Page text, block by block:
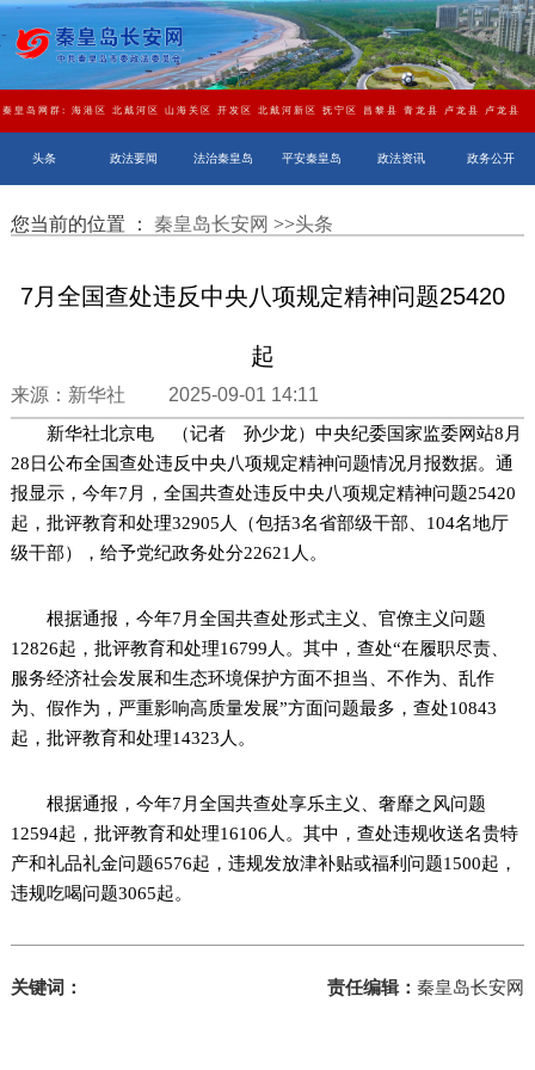
秦皇岛网群: 海港区 北戴河区 山海关区 开发区 北戴河新区 抚宁区 昌黎县 青龙县 卢龙县 卢龙县
头条 政法要闻 法治秦皇岛 平安秦皇岛 政法资讯 政务公开
您当前的位置 ： 秦皇岛长安网 >>头条
7月全国查处违反中央八项规定精神问题25420
起
来源：新华社 2025-09-01 14:11
新华社北京电 （记者 孙少龙）中央纪委国家监委网站8月
28日公布全国查处违反中央八项规定精神问题情况月报数据。通
报显示，今年7月，全国共查处违反中央八项规定精神问题25420
起，批评教育和处理32905人（包括3名省部级干部、104名地厅
级干部），给予党纪政务处分22621人。
根据通报，今年7月全国共查处形式主义、官僚主义问题
12826起，批评教育和处理16799人。其中，查处“在履职尽责、
服务经济社会发展和生态环境保护方面不担当、不作为、乱作
为、假作为，严重影响高质量发展”方面问题最多，查处10843
起，批评教育和处理14323人。
根据通报，今年7月全国共查处享乐主义、奢靡之风问题
12594起，批评教育和处理16106人。其中，查处违规收送名贵特
产和礼品礼金问题6576起，违规发放津补贴或福利问题1500起，
违规吃喝问题3065起。
关键词： 责任编辑：秦皇岛长安网